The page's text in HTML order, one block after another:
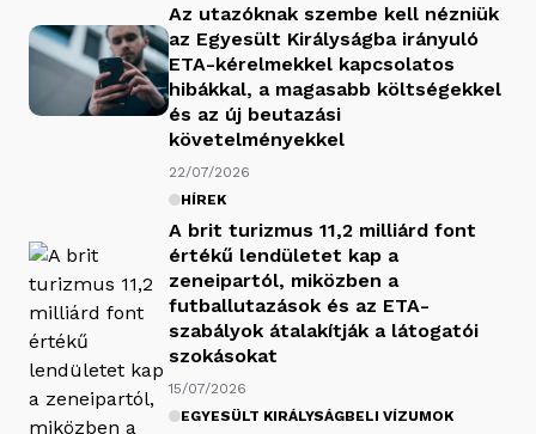
Az utazóknak szembe kell nézniük
az Egyesült Királyságba irányuló
ETA-kérelmekkel kapcsolatos
hibákkal, a magasabb költségekkel
és az új beutazási
követelményekkel
22/07/2026
HÍREK
A brit turizmus 11,2 milliárd font
értékű lendületet kap a
zeneipartól, miközben a
futballutazások és az ETA-
szabályok átalakítják a látogatói
szokásokat
15/07/2026
EGYESÜLT KIRÁLYSÁGBELI VÍZUMOK